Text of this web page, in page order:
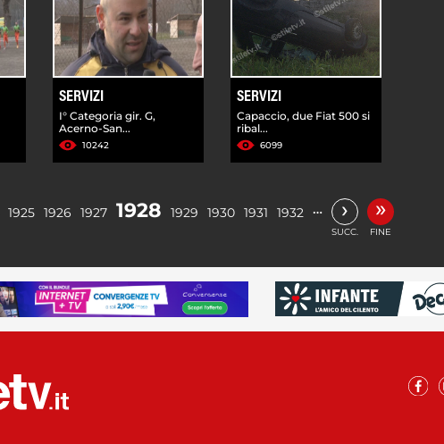
SERVIZI
I° Categoria gir. G,
Acerno-San...
10242
SERVIZI
Capaccio, due Fiat 500 si
ribal...
6099
1925 1926 1927 1928 1929 1930 1931 1932 … ›
SUCC.
»
FINE